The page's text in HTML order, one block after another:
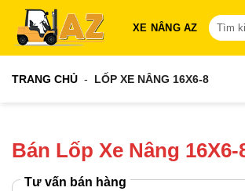
qua
nội
XE NÂNG AZ
Tìm
kiếm:
TRANG CHỦ - LỐP XE NÂNG 16X6-8
Bán Lốp Xe Nâng 16X6-
Tư vấn bán hàng